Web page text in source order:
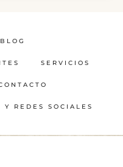
BLOG
SERVICIOS
REDES SOCIALES